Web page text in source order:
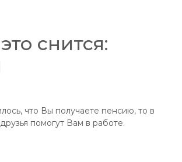
снится:
что Вы получаете пенсию, то в
помогут Вам в работе.